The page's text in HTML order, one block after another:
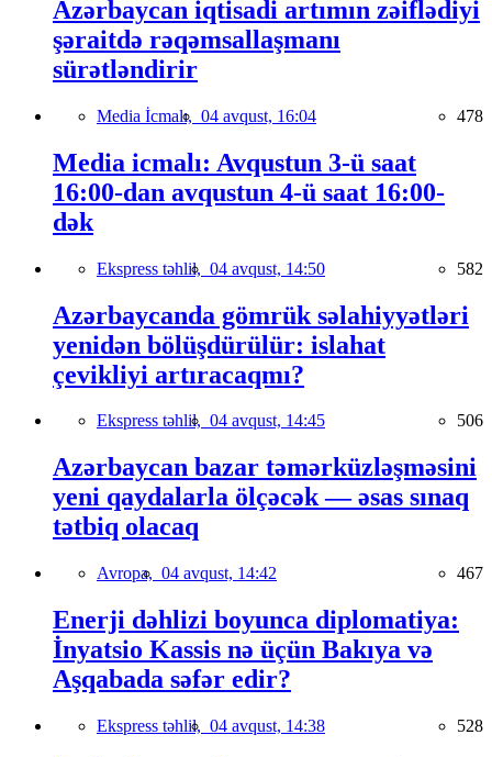
Azərbaycan iqtisadi artımın zəiflədiyi
şəraitdə rəqəmsallaşmanı
sürətləndirir
Media İcmalı, 04 avqust, 16:04 478
Media icmalı: Avqustun 3-ü saat
16:00-dan avqustun 4-ü saat 16:00-
dək
Ekspress təhlil, 04 avqust, 14:50 582
Azərbaycanda gömrük səlahiyyətləri
yenidən bölüşdürülür: islahat
çevikliyi artıracaqmı?
Ekspress təhlil, 04 avqust, 14:45 506
Azərbaycan bazar təmərküzləşməsini
yeni qaydalarla ölçəcək — əsas sınaq
tətbiq olacaq
Avropa, 04 avqust, 14:42 467
Enerji dəhlizi boyunca diplomatiya:
İnyatsio Kassis nə üçün Bakıya və
Aşqabada səfər edir?
Ekspress təhlil, 04 avqust, 14:38 528